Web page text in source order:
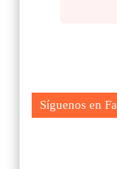
Síguenos en